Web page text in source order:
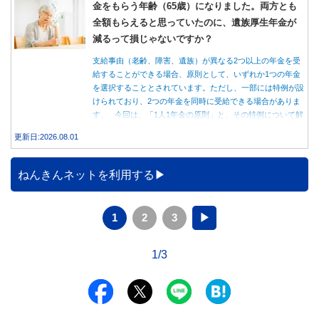
金をもらう年齢（65歳）になりました。両方とも
全額もらえると思っていたのに、遺族厚生年金が
減るって損じゃないですか？
支給事由（老齢、障害、遺族）が異なる2つ以上の年金を受
給することができる場合、原則として、いずれか1つの年金
を選択することとされています。ただし、一部には特例が設
けられており、2つの年金を同時に受給できる場合がありま
す。 今回は、「1人1年金の原則」と、その特例について解
更新日:2026.08.01
ねんきんネットを利用する
1 2 3 ▶
1/3